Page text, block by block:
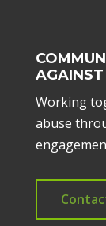
Working
abuse